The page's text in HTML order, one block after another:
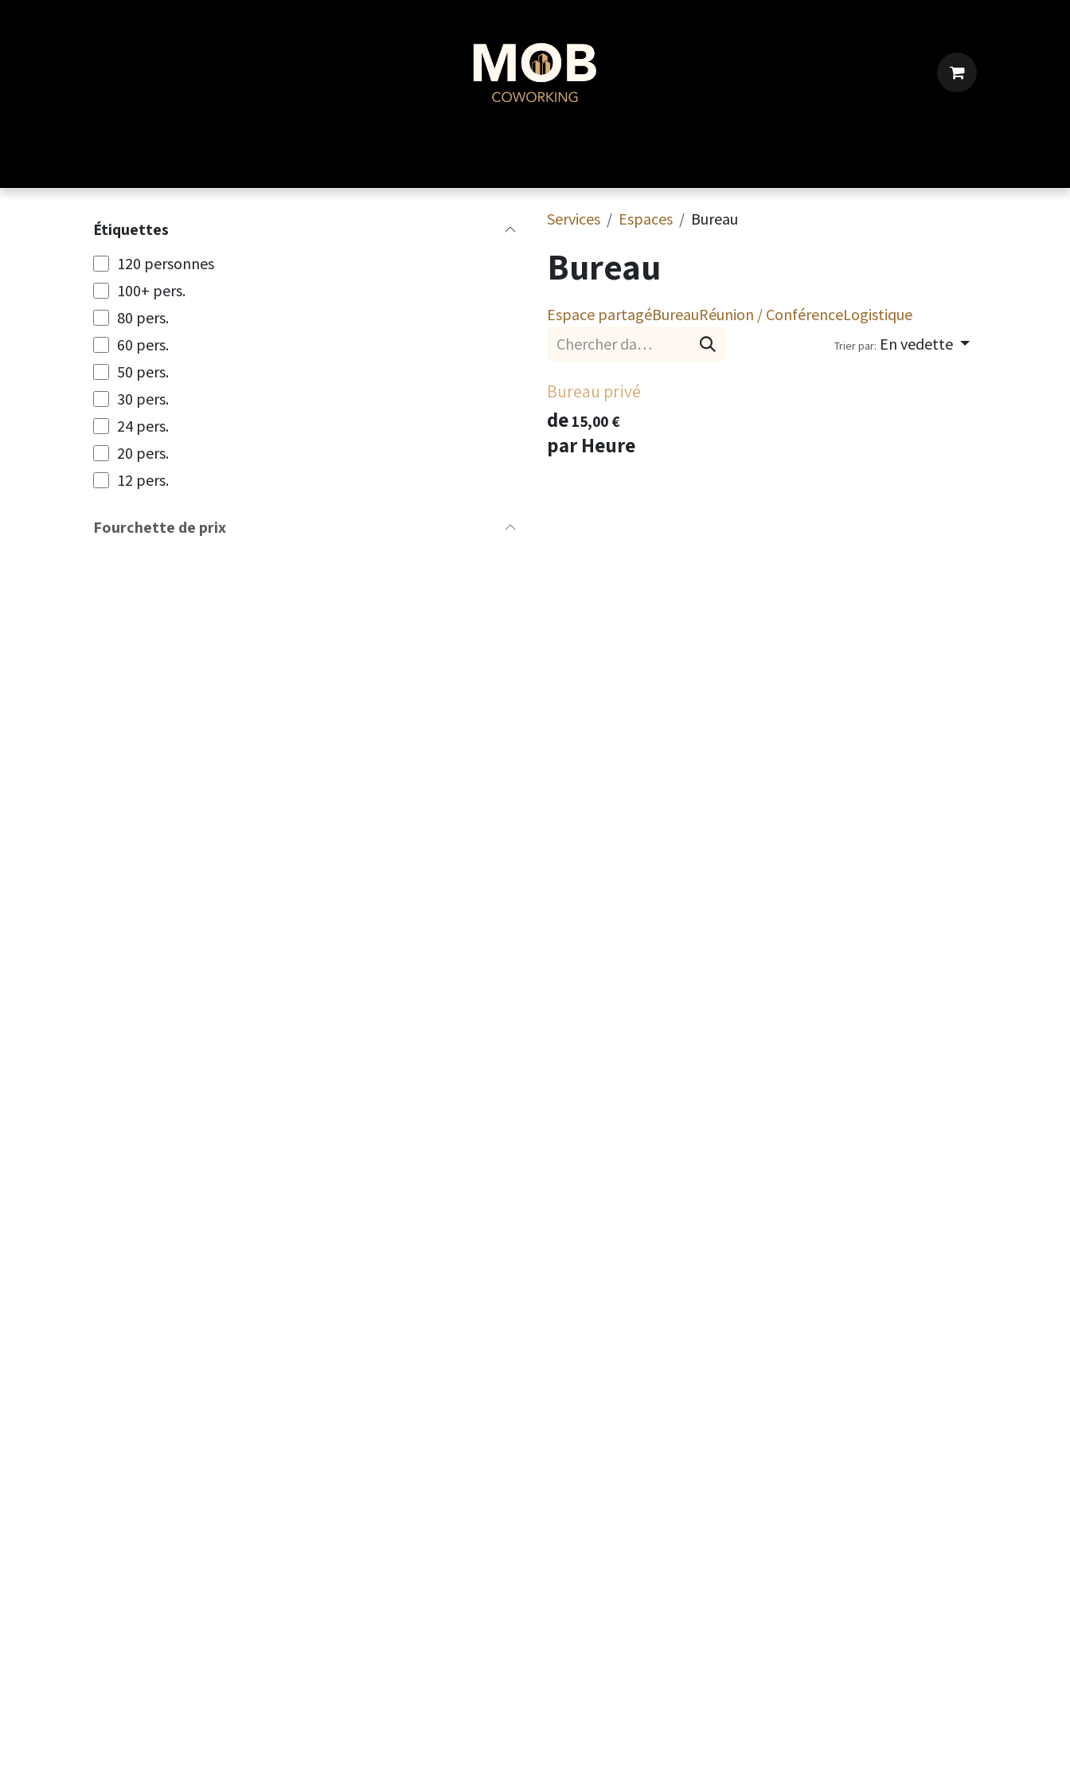
Étiquettes
120 personnes
100+ pers.
80 pers.
60 pers.
50 pers.
30 pers.
24 pers.
20 pers.
12 pers.
Fourchette de prix
Services Espaces Bureau
Bureau
Espace partagéBureauRéunion / ConférenceLogistique
Trier par: En vedette
Bureau privé
de 15,00 €
par Heure